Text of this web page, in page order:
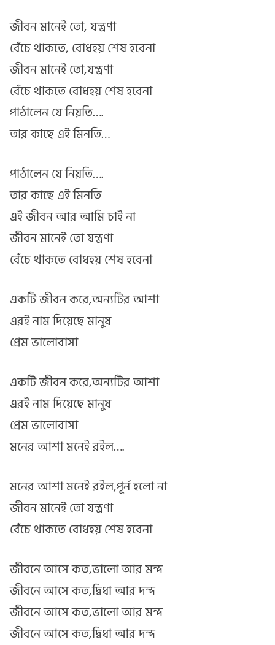
জীবন মানেই তো, যন্ত্রণা
বেঁচে থাকতে, বোধহয় শেষ হবেনা
জীবন মানেই তো,যন্ত্রণা
বেঁচে থাকতে বোধহয় শেষ হবেনা
পাঠালেন যে নিয়তি….
তার কাছে এই মিনতি…
পাঠালেন যে নিয়তি….
তার কাছে এই মিনতি
এই জীবন আর আমি চাই না
জীবন মানেই তো যন্ত্রণা
বেঁচে থাকতে বোধহয় শেষ হবেনা
একটি জীবন করে,অন্যটির আশা
এরই নাম দিয়েছে মানুষ
প্রেম ভালোবাসা
একটি জীবন করে,অন্যটির আশা
এরই নাম দিয়েছে মানুষ
প্রেম ভালোবাসা
মনের আশা মনেই রইল….
মনের আশা মনেই রইল,পূর্ন হলো না
জীবন মানেই তো যন্ত্রণা
বেঁচে থাকতে বোধহয় শেষ হবেনা
জীবনে আসে কত,ভালো আর মন্দ
জীবনে আসে কত,দ্বিধা আর দন্দ
জীবনে আসে কত,ভালো আর মন্দ
জীবনে আসে কত,দ্বিধা আর দন্দ